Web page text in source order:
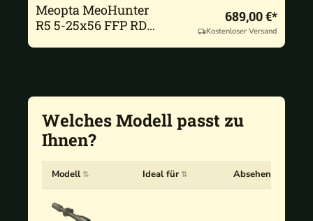
Meopta MeoHunter
R5 5-25x56 FFP RD
689,00 €*
Kostenloser Versand
Welches Modell passt zu
Ihnen?
Modell Ideal für Absehen